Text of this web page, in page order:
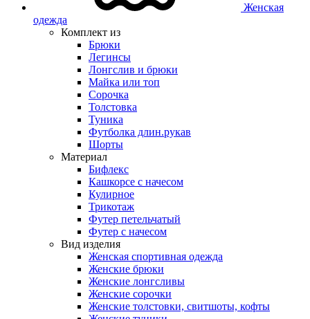
Женская
одежда
Комплект из
Брюки
Легинсы
Лонгслив и брюки
Майка или топ
Сорочка
Толстовка
Туника
Футболка длин.рукав
Шорты
Материал
Бифлекс
Кашкорсе с начесом
Кулирное
Трикотаж
Футер петельчатый
Футер с начесом
Вид изделия
Женская спортивная одежда
Женские брюки
Женские лонгсливы
Женские сорочки
Женские толстовки, свитшоты, кофты